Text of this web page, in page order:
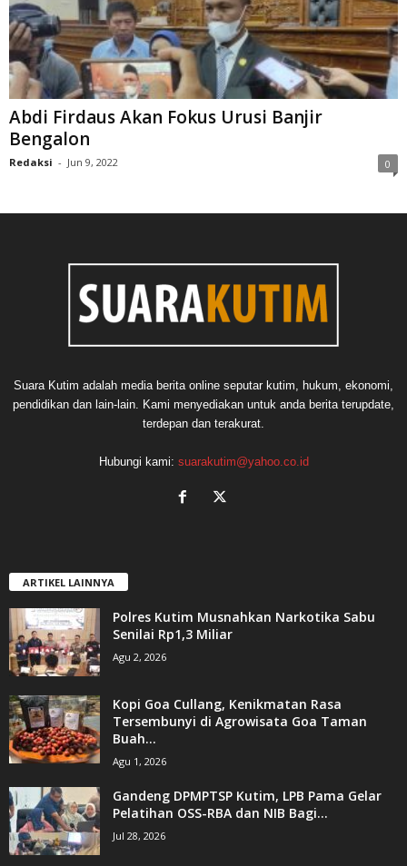
Abdi Firdaus Akan Fokus Urusi Banjir
Bengalon
Redaksi - Jun 9, 2022 0
Suara Kutim adalah media berita online seputar kutim, hukum, ekonomi,
pendidikan dan lain-lain. Kami menyediakan untuk anda berita terupdate,
terdepan dan terakurat.
Hubungi kami: suarakutim@yahoo.co.id
ARTIKEL LAINNYA
Polres Kutim Musnahkan Narkotika Sabu
Senilai Rp1,3 Miliar
Agu 2, 2026
Kopi Goa Cullang, Kenikmatan Rasa
Tersembunyi di Agrowisata Goa Taman
Buah...
Agu 1, 2026
Gandeng DPMPTSP Kutim, LPB Pama Gelar
Pelatihan OSS-RBA dan NIB Bagi...
Jul 28, 2026